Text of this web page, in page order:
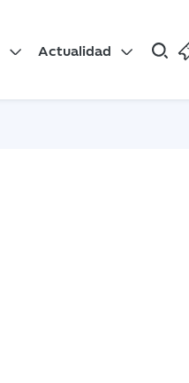
Actualidad